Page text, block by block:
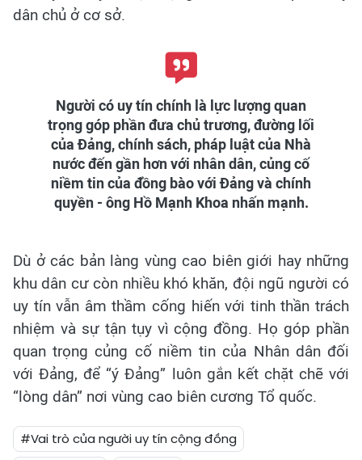
dân chủ ở cơ sở.
Người có uy tín chính là lực lượng quan
trọng góp phần đưa chủ trương, đường lối
của Đảng, chính sách, pháp luật của Nhà
nước đến gần hơn với nhân dân, củng cố
niềm tin của đồng bào với Đảng và chính
quyền - ông Hồ Mạnh Khoa nhấn mạnh.
Dù ở các bản làng vùng cao biên giới hay những
khu dân cư còn nhiều khó khăn, đội ngũ người có
uy tín vẫn âm thầm cống hiến với tinh thần trách
nhiệm và sự tận tụy vì cộng đồng. Họ góp phần
quan trọng củng cố niềm tin của Nhân dân đối
với Đảng, để “ý Đảng” luôn gắn kết chặt chẽ với
“lòng dân” nơi vùng cao biên cương Tổ quốc.
#Vai trò của người uy tín cộng đồng